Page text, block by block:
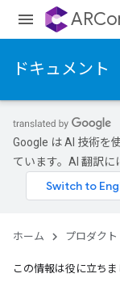
ドキュメント
Google は AI 技術を
ています。AI 翻訳に
ホーム プロダクト
この情報は役に立ちま